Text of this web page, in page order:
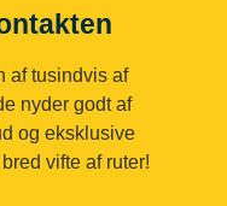
af tusindvis af
nyder godt af
og eksklusive
vifte af ruter!